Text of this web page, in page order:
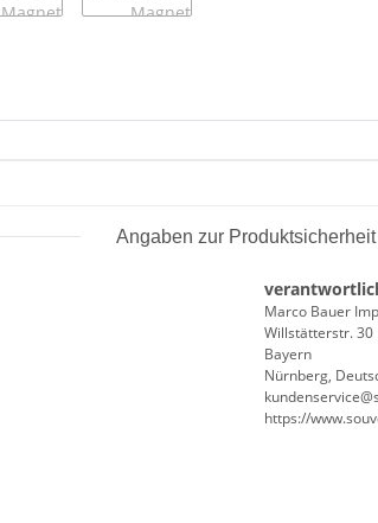
Angaben zur Produktsicherheit
Marco Bauer
Willstätterstr. 30
Bayern
Nürnberg,
https://